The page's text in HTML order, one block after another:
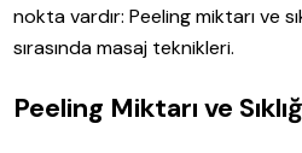
nokta vardır: Peeling miktarı ve
sırasında masaj teknikleri.
Peeling Miktarı ve